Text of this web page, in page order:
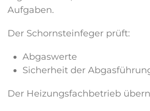
Aufgaben.
Der Schornsteinfeger prüft:
Abgaswerte
Sicherheit der
Der Heizungsfachbetrieb